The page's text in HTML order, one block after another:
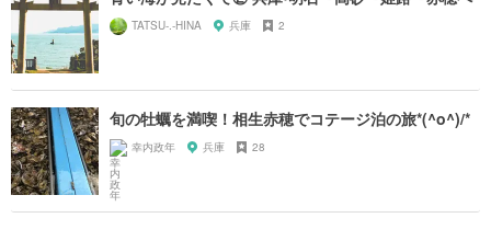
TATSU-.-HINA 兵庫 2
旬の牡蠣を満喫！相生赤穂でコテージ泊の旅*(^o^)/*
幸内政年 兵庫 28